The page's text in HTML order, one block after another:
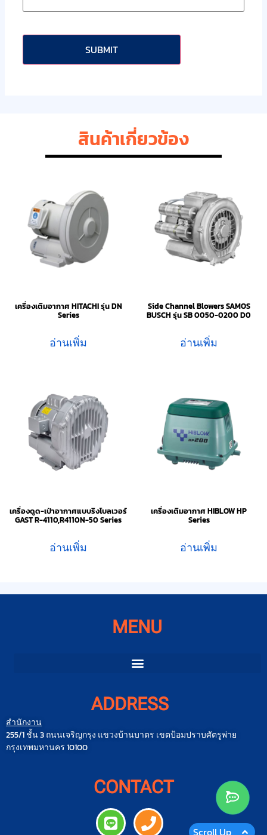
สินค้าเกี่ยวข้อง
เครื่องเติมอากาศ HITACHI รุ่น DN
Series
อ่านเพิ่ม
Side Channel Blowers SAMOS
BUSCH รุ่น SB 0050-0200 D0
อ่านเพิ่ม
เครื่องดูด-เป่าอากาศแบบริงโบลเวอร์
GAST R-4110,R4110N-50 Series
อ่านเพิ่ม
เครื่องเติมอากาศ HIBLOW HP
Series
อ่านเพิ่ม
Scroll Up
MENU
ADDRESS
สำนักงาน
255/1 ชั้น 3 ถนนเจริญกรุง แขวงบ้านบาตร เขตป้อมปราบศัตรูพ่าย
กรุงเทพมหานคร 10100
CONTACT